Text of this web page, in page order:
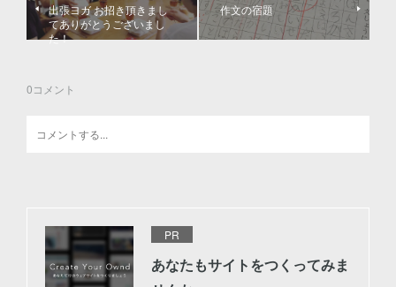
出張ヨガ お招き頂きまし
てありがとうございまし
た！
作文の宿題
0コメント
PR
あなたもサイトをつくってみま